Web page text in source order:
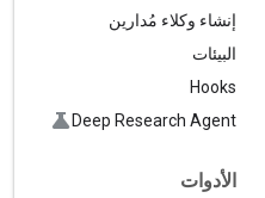
إنشاء وكلاء مُدارين
البيئات
Hooks
Deep Research Agent
الأدوات